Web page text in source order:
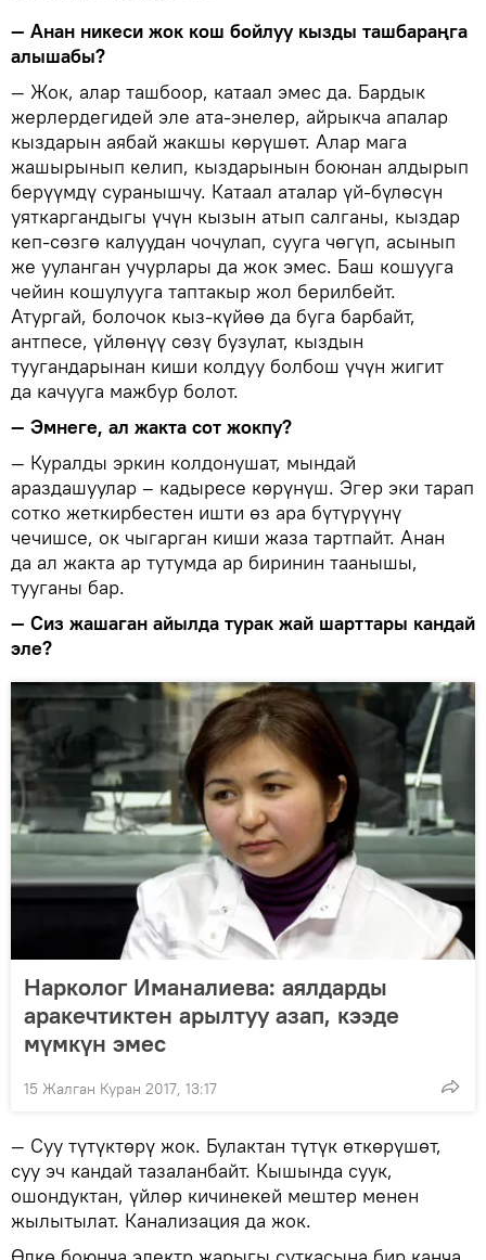
— Анан никеси жок кош бойлуу кызды ташбараңга
алышабы?
— Жок, алар ташбоор, катаал эмес да. Бардык
жерлердегидей эле ата-энелер, айрыкча апалар
кыздарын аябай жакшы көрүшөт. Алар мага
жашырынып келип, кыздарынын боюнан алдырып
берүүмдү суранышчу. Катаал аталар үй-бүлөсүн
уяткаргандыгы үчүн кызын атып салганы, кыздар
кеп-сөзгө калуудан чочулап, сууга чөгүп, асынып
же ууланган учурлары да жок эмес. Баш кошууга
чейин кошулууга таптакыр жол берилбейт.
Атургай, болочок кыз-күйөө да буга барбайт,
антпесе, үйлөнүү сөзү бузулат, кыздын
туугандарынан киши колдуу болбош үчүн жигит
да качууга мажбур болот.
— Эмнеге, ал жакта сот жокпу?
— Куралды эркин колдонушат, мындай
араздашуулар – кадыресе көрүнүш. Эгер эки тарап
сотко жеткирбестен ишти өз ара бүтүрүүнү
чечишсе, ок чыгарган киши жаза тартпайт. Анан
да ал жакта ар тутумда ар биринин таанышы,
тууганы бар.
— Сиз жашаган айылда турак жай шарттары кандай
эле?
Нарколог Иманалиева: аялдарды
аракечтиктен арылтуу азап, кээде
мүмкүн эмес
15 Жалган Куран 2017, 13:17
— Суу түтүктөрү жок. Булактан түтүк өткөрүшөт,
суу эч кандай тазаланбайт. Кышында суук,
ошондуктан, үйлөр кичинекей мештер менен
жылытылат. Канализация да жок.